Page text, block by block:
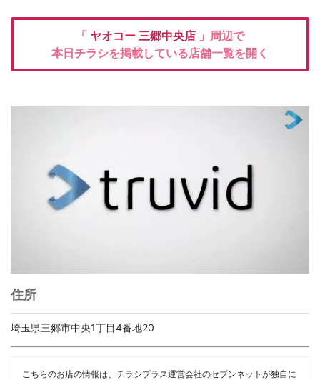
「 ヤオコー 三郷中央店 」周辺で
本日チラシを掲載している店舗一覧を開く
住所
埼玉県三郷市中央1丁目4番地20
こちらのお店の情報は、チラシプラス運営会社のセブンネットが独自に